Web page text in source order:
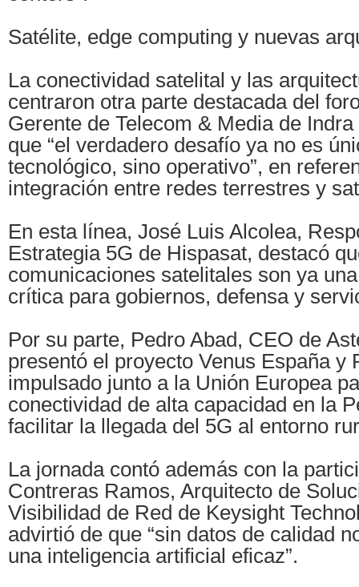
Satélite, edge computing y nuevas
La conectividad satelital y las
centraron otra parte destacada del
Gerente de Telecom & Media de
que “el verdadero desafío ya no es
tecnológico, sino operativo”, en
integración entre redes terrestres y
En esta línea, José Luis Alcolea,
Estrategia 5G de Hispasat, destacó
comunicaciones satelitales son ya
crítica para gobiernos, defensa y
Por su parte, Pedro Abad, CEO de
presentó el proyecto Venus España y
impulsado junto a la Unión Europea
conectividad de alta capacidad en la
facilitar la llegada del 5G al entorno
La jornada contó además con la
Contreras Ramos, Arquitecto de
Visibilidad de Red de Keysight
advirtió de que “sin datos de calidad
una inteligencia artificial eficaz”.